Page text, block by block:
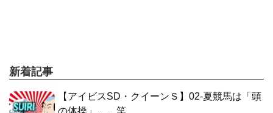
新着記事
【アイビスSD・クイーンＳ】02-夏競馬は「頭
の体操」、、笑